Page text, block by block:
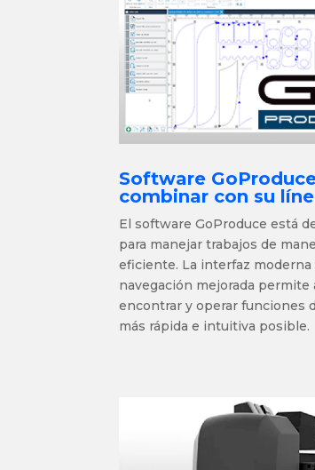
Software
combinar con su
El software GoProduce está
para manejar trabajos de
eficiente. La interfaz moderna
navegación mejorada permite
encontrar y operar funciones
más rápida e intuitiva posible.